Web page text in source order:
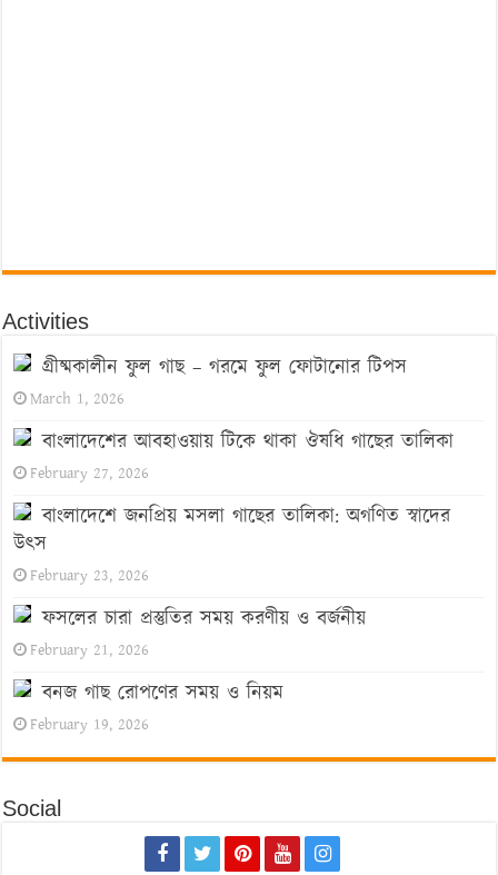
Activities
গ্রীষ্মকালীন ফুল গাছ – গরমে ফুল ফোটানোর টিপস
March 1, 2026
বাংলাদেশের আবহাওয়ায় টিকে থাকা ঔষধি গাছের তালিকা
February 27, 2026
বাংলাদেশে জনপ্রিয় মসলা গাছের তালিকা: অগণিত স্বাদের
উৎস
February 23, 2026
ফসলের চারা প্রস্তুতির সময় করণীয় ও বর্জনীয়
February 21, 2026
বনজ গাছ রোপণের সময় ও নিয়ম
February 19, 2026
Social